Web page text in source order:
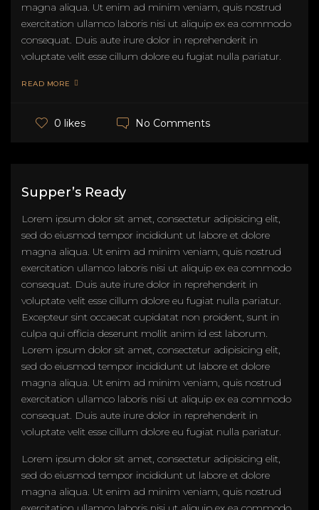
magna aliqua. Ut enim ad minim veniam, quis nostrud
exercitation ullamco laboris nisi ut aliquip ex ea commodo
consequat. Duis aute irure dolor in reprehenderit in
voluptate velit esse cillum dolore eu fugiat nulla pariatur.
READ MORE
0 likes No Comments
Supper’s Ready
Lorem ipsum dolor sit amet, consectetur adipisicing elit,
sed do eiusmod tempor incididunt ut labore et dolore
magna aliqua. Ut enim ad minim veniam, quis nostrud
exercitation ullamco laboris nisi ut aliquip ex ea commodo
consequat. Duis aute irure dolor in reprehenderit in
voluptate velit esse cillum dolore eu fugiat nulla pariatur.
Excepteur sint occaecat cupidatat non proident, sunt in
culpa qui officia deserunt mollit anim id est laborum.
Lorem ipsum dolor sit amet, consectetur adipisicing elit,
sed do eiusmod tempor incididunt ut labore et dolore
magna aliqua. Ut enim ad minim veniam, quis nostrud
exercitation ullamco laboris nisi ut aliquip ex ea commodo
consequat. Duis aute irure dolor in reprehenderit in
voluptate velit esse cillum dolore eu fugiat nulla pariatur.
Lorem ipsum dolor sit amet, consectetur adipisicing elit,
sed do eiusmod tempor incididunt ut labore et dolore
magna aliqua. Ut enim ad minim veniam, quis nostrud